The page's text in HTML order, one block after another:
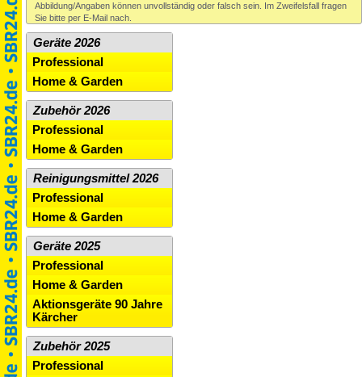
Abbildung/Angaben können unvollständig oder falsch sein. Im Zweifelsfall fragen
Sie bitte per E-Mail nach.
Geräte 2026
Professional
Home & Garden
Zubehör 2026
Professional
Home & Garden
Reinigungsmittel 2026
Professional
Home & Garden
Geräte 2025
Professional
Home & Garden
Aktionsgeräte 90 Jahre
Kärcher
Zubehör 2025
Professional